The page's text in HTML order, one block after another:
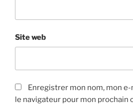
Site web
Enregistrer mon nom, mon
le navigateur pour mon prochain